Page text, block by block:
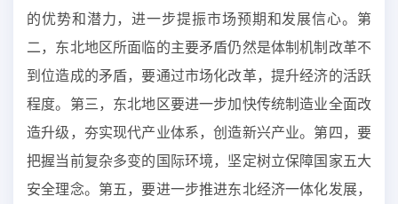
的优势和潜力，进一步提振市场预期和发展信心。第
二，东北地区所面临的主要矛盾仍然是体制机制改革不
到位造成的矛盾，要通过市场化改革，提升经济的活跃
程度。第三，东北地区要进一步加快传统制造业全面改
造升级，夯实现代产业体系，创造新兴产业。第四，要
把握当前复杂多变的国际环境，坚定树立保障国家五大
安全理念。第五，要进一步推进东北经济一体化发展，